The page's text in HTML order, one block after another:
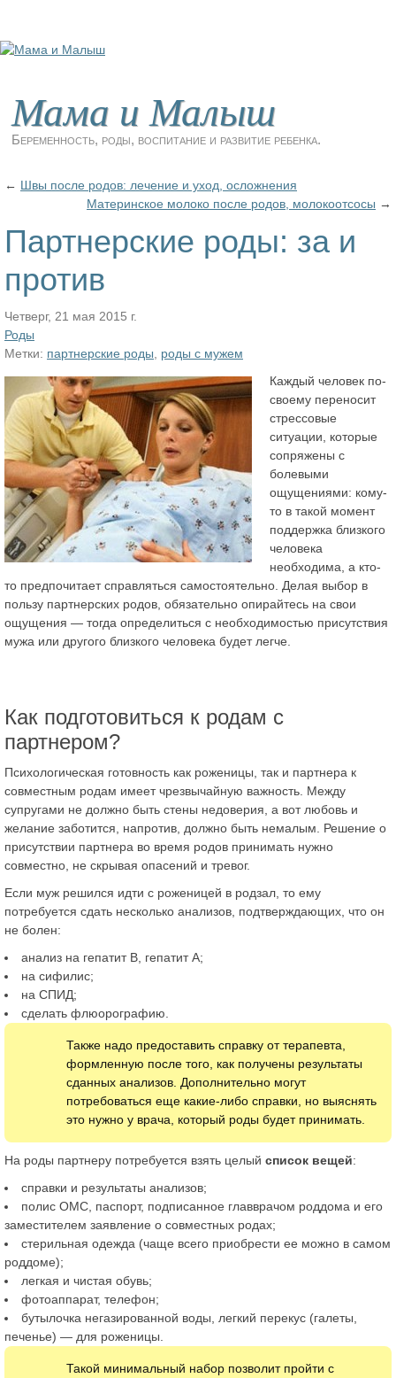
Мама и Малыш
Беременность, роды, воспитание и развитие ребенка.
← Швы после родов: лечение и уход, осложнения
Материнское молоко после родов, молокоотсосы →
Партнерские роды: за и
против
Четверг, 21 мая 2015 г.
Роды
Метки: партнерские роды
роды с мужем
Каждый человек по-
своему переносит
стрессовые
ситуации, которые
сопряжены с
болевыми
ощущениями: кому-
то в такой момент
поддержка близкого
человека
необходима, а кто-
то предпочитает справляться самостоятельно. Делая выбор в
пользу партнерских родов, обязательно опирайтесь на свои
ощущения — тогда определиться с необходимостью присутствия
мужа или другого близкого человека будет легче.
Как подготовиться к родам с
партнером?
Психологическая готовность как роженицы, так и партнера к
совместным родам имеет чрезвычайную важность. Между
супругами не должно быть стены недоверия, а вот любовь и
желание заботится, напротив, должно быть немалым. Решение о
присутствии партнера во время родов принимать нужно
совместно, не скрывая опасений и тревог.
Если муж решился идти с роженицей в родзал, то ему
потребуется сдать несколько анализов, подтверждающих, что он
не болен:
анализ на гепатит В, гепатит А;
на сифилис;
на СПИД;
сделать флюорографию.
Также надо предоставить справку от терапевта,
формленную после того, как получены результаты
сданных анализов. Дополнительно могут
потребоваться еще какие-либо справки, но выяснять
это нужно у врача, который роды будет принимать.
На роды партнеру потребуется взять целый список вещей:
справки и результаты анализов;
полис ОМС, паспорт, подписанное главврачом роддома и его
заместителем заявление о совместных родах;
стерильная одежда (чаще всего приобрести ее можно в самом
роддоме);
легкая и чистая обувь;
фотоаппарат, телефон;
бутылочка негазированной воды, легкий перекус (галеты,
печенье) — для роженицы.
Такой минимальный набор позволит пройти с